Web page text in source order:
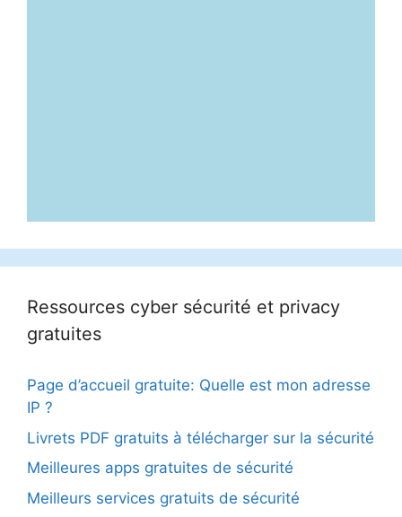
Ressources cyber sécurité et privacy
gratuites
Page d’accueil gratuite: Quelle est mon adresse
IP ?
Livrets PDF gratuits à télécharger sur la sécurité
Meilleures apps gratuites de sécurité
Meilleurs services gratuits de sécurité